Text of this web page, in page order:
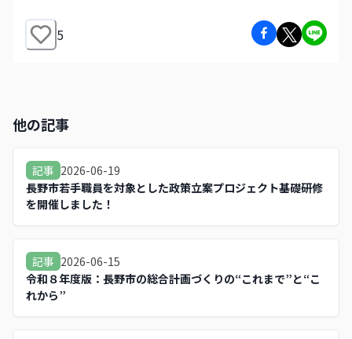
5
他の記事
記事 2026-06-19
長野市若手職員を対象とした政策立案プロジェクト基礎研修
を開催しました！
記事 2026-06-15
令和８年度版：長野市の総合計画づくりの“これまで”と“こ
れから”